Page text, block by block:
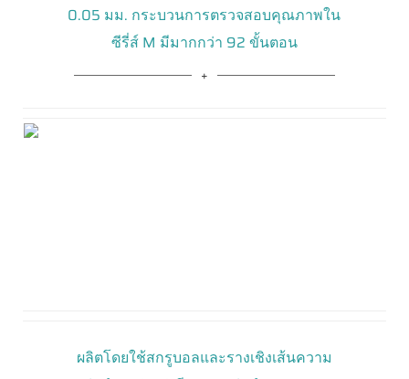
ผลิตโดยใช้สกรูบอลและรางเชิงเส้นความ
0.05 มม. กระบวนการตรวจสอบคุณภาพใน
ซีรี่ส์ M มีมากกว่า 92 ขั้นตอน